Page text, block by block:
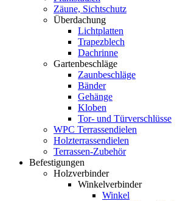
Zäune, Sichtschutz
Überdachung
Lichtplatten
Trapezblech
Dachrinne
Gartenbeschläge
Zaunbeschläge
Bänder
Gehänge
Kloben
Tor- und Türverschlüsse
WPC Terrassendielen
Holzterrassendielen
Terrassen-Zubehör
Befestigungen
Holzverbinder
Winkelverbinder
Winkel